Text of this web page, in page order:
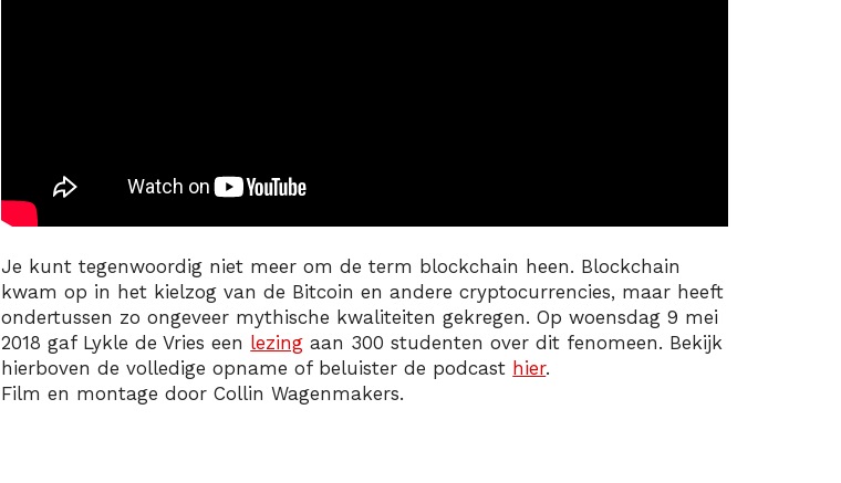
Je kunt tegenwoordig niet meer om de term blockchain heen. Blockchain
kwam op in het kielzog van de Bitcoin en andere cryptocurrencies, maar heeft
ondertussen zo ongeveer mythische kwaliteiten gekregen. Op woensdag 9 mei
2018 gaf Lykle de Vries een lezing aan 300 studenten over dit fenomeen. Bekijk
hierboven de volledige opname of beluister de podcast hier.
​Film en montage door Collin Wagenmakers.